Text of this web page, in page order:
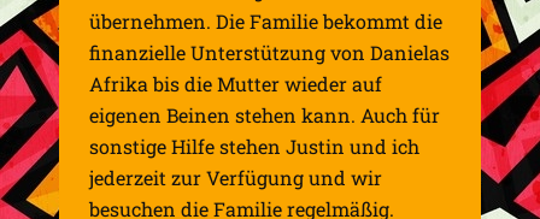
übernehmen. Die Familie bekommt die
finanzielle Unterstützung von Danielas
Afrika bis die Mutter wieder auf
eigenen Beinen stehen kann. Auch für
sonstige Hilfe stehen Justin und ich
jederzeit zur Verfügung und wir
besuchen die Familie regelmäßig.